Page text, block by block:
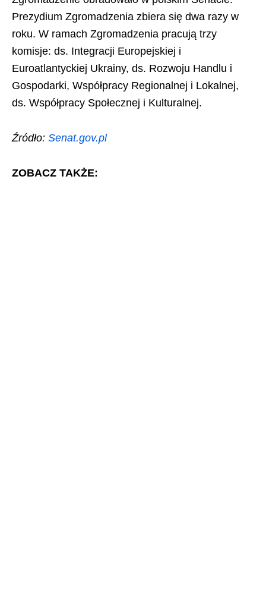
Prezydium Zgromadzenia zbiera się dwa razy w
roku. W ramach Zgromadzenia pracują trzy
komisje: ds. Integracji Europejskiej i
Euroatlantyckiej Ukrainy, ds. Rozwoju Handlu i
Gospodarki, Współpracy Regionalnej i Lokalnej,
ds. Współpracy Społecznej i Kulturalnej.
Źródło: Senat.gov.pl
ZOBACZ TAKŻE: